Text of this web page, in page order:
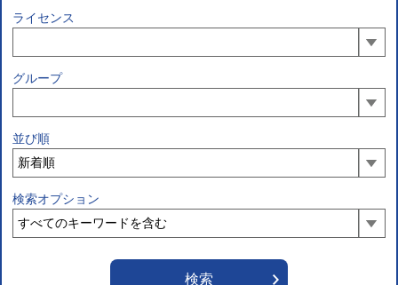
ライセンス
グループ
並び順
検索オプション